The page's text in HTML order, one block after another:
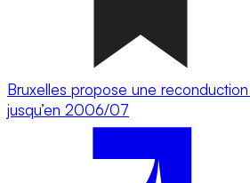
Bruxelles propose une
jusqu’en 2006/07